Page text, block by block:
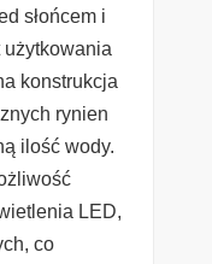
słońcem i
konstrukcja
rynien
ilość wody.
LED,
co